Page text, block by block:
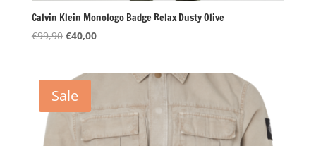
Calvin Klein Monologo Badge Relax Dusty Olive
€99,90 Oorspronkelijke
€99,90.
€40,00Huidige
Sale